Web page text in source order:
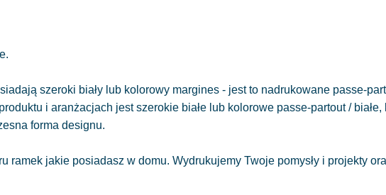
szeroki biały lub kolorowy margines - jest to nadrukowane passe-
i aranżacjach jest szerokie białe lub kolorowe passe-partout /
forma designu.
ramek jakie posiadasz w domu. Wydrukujemy Twoje pomysły i projekty